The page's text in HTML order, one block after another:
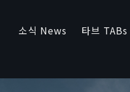
소식 News 타브 TABs